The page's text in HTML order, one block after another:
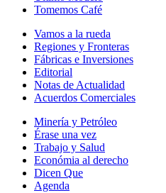
Tomemos Café
Vamos a la rueda
Regiones y Fronteras
Fábricas e Inversiones
Editorial
Notas de Actualidad
Acuerdos Comerciales
Minería y Petróleo
Érase una vez
Trabajo y Salud
Económia al derecho
Dicen Que
Agenda